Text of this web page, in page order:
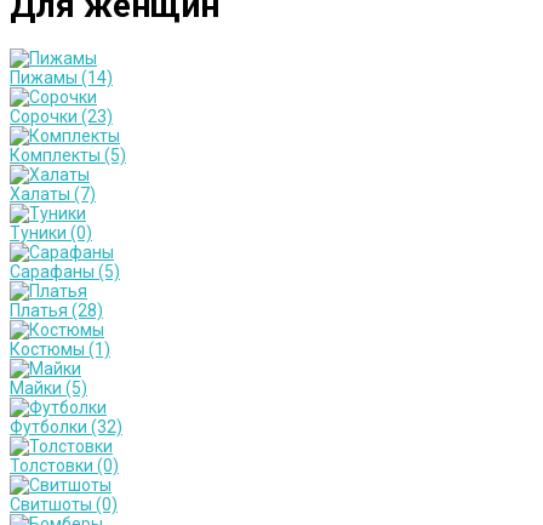
Пижамы (14)
Сорочки (23)
Комплекты (5)
Халаты (7)
Туники (0)
Сарафаны (5)
Платья (28)
Костюмы (1)
Майки (5)
Футболки (32)
Толстовки (0)
Свитшоты (0)